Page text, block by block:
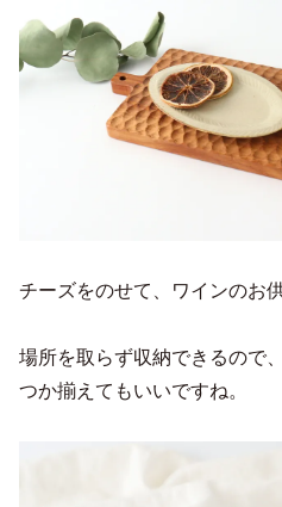
チーズをのせて、ワインのお
場所を取らず収納できるので
つか揃えてもいいですね。